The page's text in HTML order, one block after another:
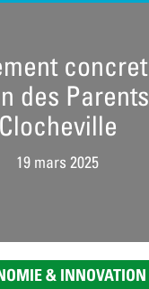
des
Clocheville
19 mars 2025
& INNOVATION